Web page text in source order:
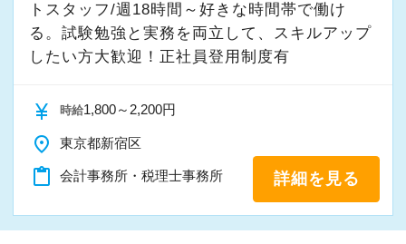
トスタッフ/週18時間～好きな時間帯で働け
る。試験勉強と実務を両立して、スキルアップ
したい方大歓迎！正社員登用制度有
currency_yen 時給1,800～2,200円
place 東京都新宿区
content_paste 会計事務所・税理士事務所 詳細を見る